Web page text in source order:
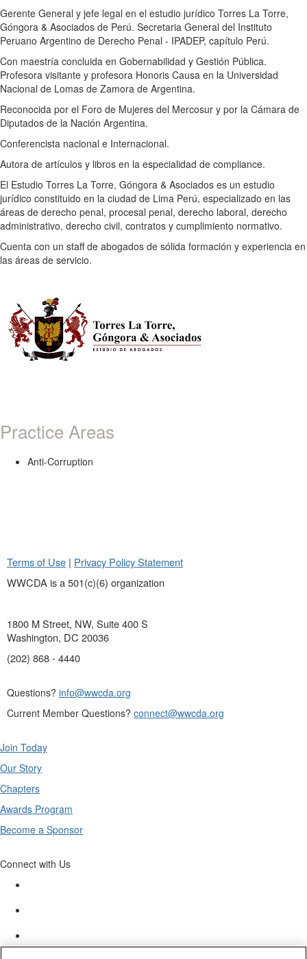
Gerente General y jefe legal en el estudio jurídico Torres La Torre,
Góngora & Asociados de Perú. Secretaria General del Instituto
Peruano Argentino de Derecho Penal - IPADEP, capítulo Perú.
Con maestría concluida en Gobernabilidad y Gestión Pública.
Profesora visitante y profesora Honoris Causa en la Universidad
Nacional de Lomas de Zamora de Argentina.
Reconocida por el Foro de Mujeres del Mercosur y por la Cámara de
Diputados de la Nación Argentina.
Conferencista nacional e Internacional.
Autora de artículos y libros en la especialidad de compliance.
El Estudio Torres La Torre, Góngora & Asociados es un estudio
jurídico constituido en la ciudad de Lima Perú, especializado en las
áreas de derecho penal, procesal penal, derecho laboral, derecho
administrativo, derecho civil, contratos y cumplimiento normativo.
Cuenta con un staff de abogados de sólida formación y experiencia en
las áreas de servicio.
Practice Areas
Anti-Corruption
Terms of Use | Privacy Policy Statement
WWCDA is a 501(c)(6) organization
1800 M Street, NW, Suite 400 S
Washington, DC 20036
(202) 868 - 4440
Questions? info@wwcda.org
Current Member Questions? connect@wwcda.org
Join Today
Our Story
Chapters
Awards Program
Become a Sponsor
Connect with Us